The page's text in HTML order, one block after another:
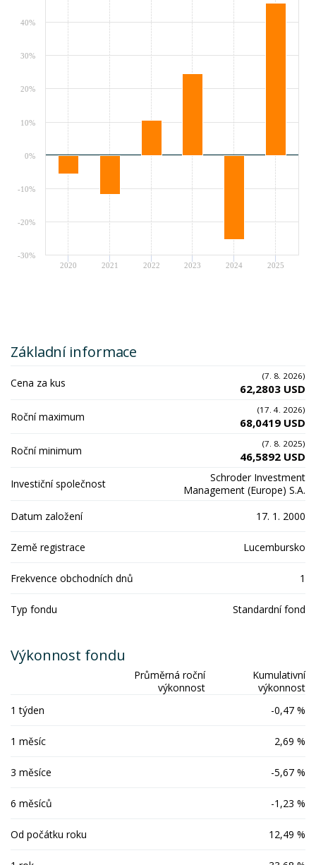
2020 2021 2022 2023 2024 2025
-30%
-20%
-10%
0%
10%
20%
30%
40%
Základní informace
Cena za kus (7. 8. 2026)
62,2803 USD
Roční maximum (17. 4. 2026)
68,0419 USD
Roční minimum (7. 8. 2025)
46,5892 USD
Investiční společnost
Schroder Investment
Management (Europe) S.A.
Datum založení
17. 1. 2000
Země registrace Lucembursko
Frekvence obchodních dnů 1
Typ fondu Standardní fond
Výkonnost fondu
Průměrná roční
výkonnost
Kumulativní
výkonnost
1 týden
-0,47 %
1 měsíc 2,69 %
3 měsíce -5,67 %
6 měsíců -1,23 %
Od počátku roku 12,49 %